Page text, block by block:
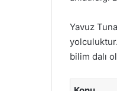
Yavuz
bilim dalı